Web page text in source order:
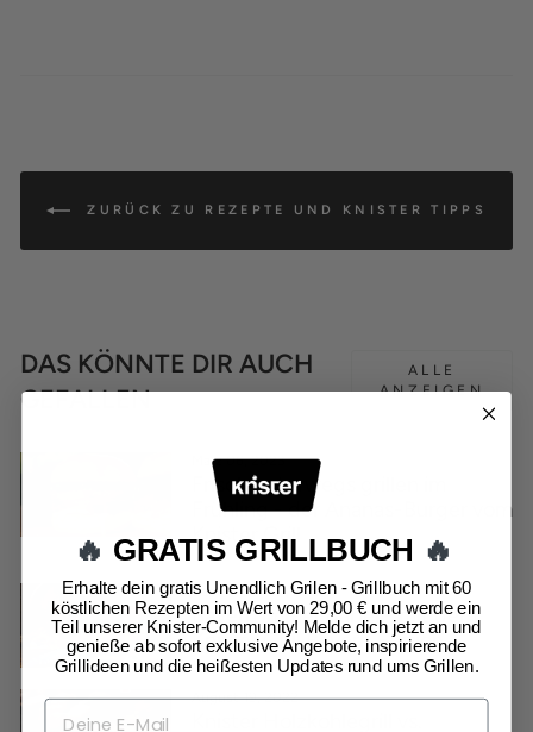
ZURÜCK ZU REZEPTE UND KNISTER TIPPS
DAS KÖNNTE DIR AUCH
GEFALLEN
ALLE
ANZEIGEN
März 06, 2023
Frisch unterwegs grillen im
Frühling - der Ananas-Burger vom
Knister Grill
September 30, 2022
Bayern immer dabei - mit dem
Knister Grill Bayern Edition
August 19, 2022
🔥 GRATIS GRILLBUCH 🔥
Erhalte dein gratis Unendlich Grilen - Grillbuch mit 60
köstlichen Rezepten im Wert von 29,00 € und werde ein
Teil unserer Knister-Community! Melde dich jetzt an und
genieße ab sofort exklusive Angebote, inspirierende
Grillideen und die heißesten Updates rund ums Grillen.